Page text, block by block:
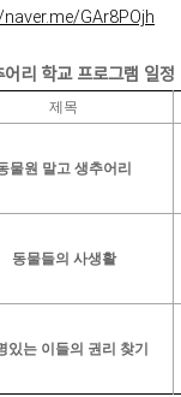
GAr8POjh
어리 학교 프로그램 일정
제목
물원 말고 생추어리
동물들의 사생활
있는 이들의 권리 찾기